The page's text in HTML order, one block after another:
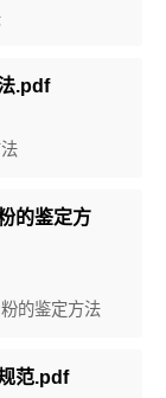
.pdf
的鉴定方
的鉴定方法
范.pdf